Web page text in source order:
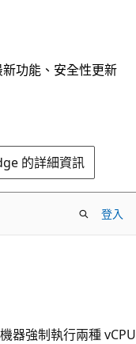
功能、安全性更新
的詳細資訊
登入
器強制執行兩種 vCPU